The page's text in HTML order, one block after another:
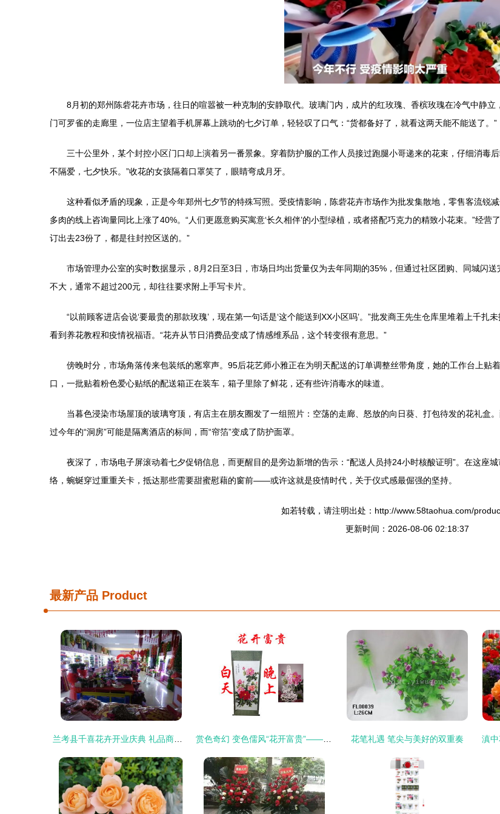
8月初的郑州陈砦花卉市场，往日的喧嚣被一种克制的安静取代。玻璃门内，成片的红玫瑰、香槟玫瑰在冷气中静
门可罗雀的走廊里，一位店主望着手机屏幕上跳动的七夕订单，轻轻叹了口气：“货都备好了，就看这两天能不能送了。”
三十公里外，某个封控小区门口却上演着另一番景象。穿着防护服的工作人员接过跑腿小哥递来的花束，仔细消毒
不隔爱，七夕快乐。”收花的女孩隔着口罩笑了，眼睛弯成月牙。
这种看似矛盾的现象，正是今年郑州七夕节的特殊写照。受疫情影响，陈砦花卉市场作为批发集散地，零售客流锐
多肉的线上咨询量同比上涨了40%。“人们更愿意购买寓意‘长久相伴’的小型绿植，或者搭配巧克力的精致小花束。”经营
订出去23份了，都是往封控区送的。”
市场管理办公室的实时数据显示，8月2日至3日，市场日均出货量仅为去年同期的35%，但通过社区团购、同城闪
不大，通常不超过200元，却往往要求附上手写卡片。
“以前顾客进店会说‘要最贵的那款玫瑰’，现在第一句话是‘这个能送到XX小区吗’。”批发商王先生仓库里堆着上千
看到养花教程和疫情祝福语。“花卉从节日消费品变成了情感维系品，这个转变很有意思。”
傍晚时分，市场角落传来包装纸的窸窣声。95后花艺师小雅正在为明天配送的订单调整丝带角度，她的工作台上贴
口，一批贴着粉色爱心贴纸的配送箱正在装车，箱子里除了鲜花，还有些许消毒水的味道。
当暮色浸染市场屋顶的玻璃穹顶，有店主在朋友圈发了一组照片：空荡的走廊、怒放的向日葵、打包待发的花礼盒
过今年的“洞房”可能是隔离酒店的标间，而“帘箔”变成了防护面罩。
夜深了，市场电子屏滚动着七夕促销信息，而更醒目的是旁边新增的告示：“配送人员持24小时核酸证明”。在这座
络，蜿蜒穿过重重关卡，抵达那些需要甜蜜慰藉的窗前——或许这就是疫情时代，关于仪式感最倔强的坚持。
如若转载，请注明出处：http://www.58taohua.com/
更新时间：2026-08-06 02:18:37
最新产品 Product
花笔礼遇 笔尖与美好的双重奏